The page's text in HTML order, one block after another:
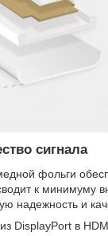
сигнала
фольги
к минимуму
надежность и
DisplayPort в